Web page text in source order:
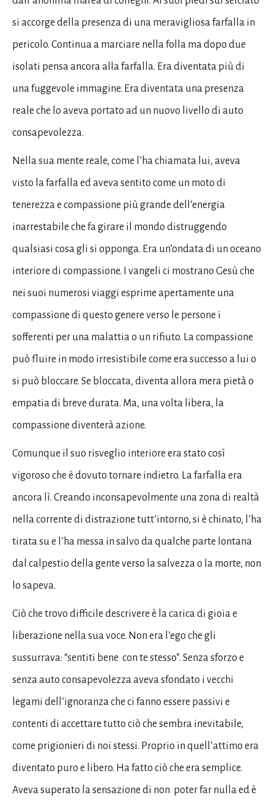
si accorge della presenza di una meravigliosa farfalla in
pericolo. Continua a marciare nella folla ma dopo due
isolati pensa ancora alla farfalla. Era diventata più di
una fuggevole immagine. Era diventata una presenza
reale che lo aveva portato ad un nuovo livello di auto
consapevolezza.
Nella sua mente reale, come l’ha chiamata lui, aveva
visto la farfalla ed aveva sentito come un moto di
tenerezza e compassione più grande dell’energia
inarrestabile che fa girare il mondo distruggendo
qualsiasi cosa gli si opponga. Era un’ondata di un oceano
interiore di compassione. I vangeli ci mostrano Gesù che
nei suoi numerosi viaggi esprime apertamente una
compassione di questo genere verso le persone i
sofferenti per una malattia o un rifiuto. La compassione
può fluire in modo irresistibile come era successo a lui o
si può bloccare. Se bloccata, diventa allora mera pietà o
empatia di breve durata. Ma, una volta libera, la
compassione diventerà azione.
Comunque il suo risveglio interiore era stato così
vigoroso che è dovuto tornare indietro. La farfalla era
ancora lì. Creando inconsapevolmente una zona di realtà
nella corrente di distrazione tutt’intorno, si è chinato, l’ha
tirata su e l’ha messa in salvo da qualche parte lontana
dal calpestio della gente verso la salvezza o la morte, non
lo sapeva.
Ciò che trovo difficile descrivere è la carica di gioia e
liberazione nella sua voce. Non era l’ego che gli
sussurrava: “sentiti bene con te stesso”. Senza sforzo e
senza auto consapevolezza aveva sfondato i vecchi
legami dell’ignoranza che ci fanno essere passivi e
contenti di accettare tutto ciò che sembra inevitabile,
come prigionieri di noi stessi. Proprio in quell’attimo era
diventato puro e libero. Ha fatto ciò che era semplice.
Aveva superato la sensazione di non poter far nulla ed è